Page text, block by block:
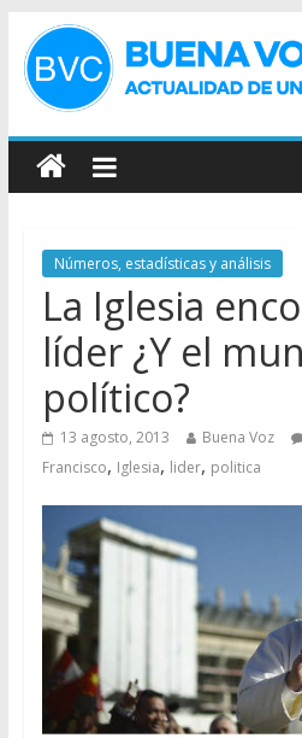
Números, estadísticas y análisis
La Iglesia
líder ¿Y el
político?
13 agosto, 2013 Buena Voz
Francisco, Iglesia, lider, politica